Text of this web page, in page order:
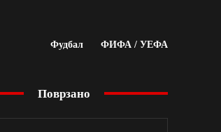
Фудбал ФИФА / УЕФА
Поврзано